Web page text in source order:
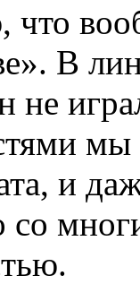
что
В
не
мы
и
со